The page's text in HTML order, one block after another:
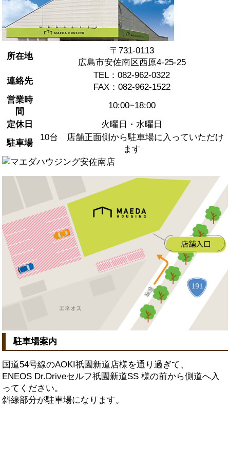
所在地
〒731-0113
広島市安佐南区西原4-25-25
連絡先
TEL：082-962-0322
FAX：082-962-1522
営業時
間
10:00~18:00
定休日
火曜日・水曜日
駐車場
10台 店舗正面側から駐車場に入っていただけ
ます
駐車場案内
国道54号線のAOKI祇園新道店様を通り過ぎて、
ENEOS Dr.Driveセルフ祇園新道SS 様の前から側道へ入
ってください。
斜線部分が駐車場になります。